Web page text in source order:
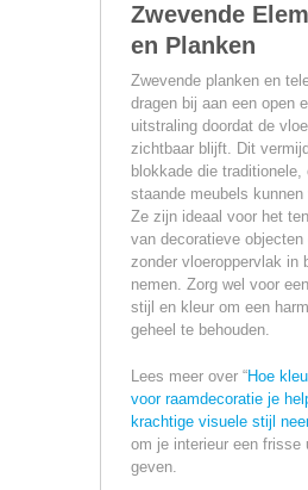
Zwevende
en Planken
Zwevende planken en
dragen bij aan een open
uitstraling doordat de
zichtbaar blijft. Dit
blokkade die traditionele,
staande meubels kunnen
Ze zijn ideaal voor het
van decoratieve objecten
zonder vloeroppervlak in
nemen. Zorg wel voor
stijl en kleur om een
geheel te behouden.
Lees meer over “Hoe
voor raamdecoratie je
krachtige visuele stijl
om je interieur een frisse
geven.